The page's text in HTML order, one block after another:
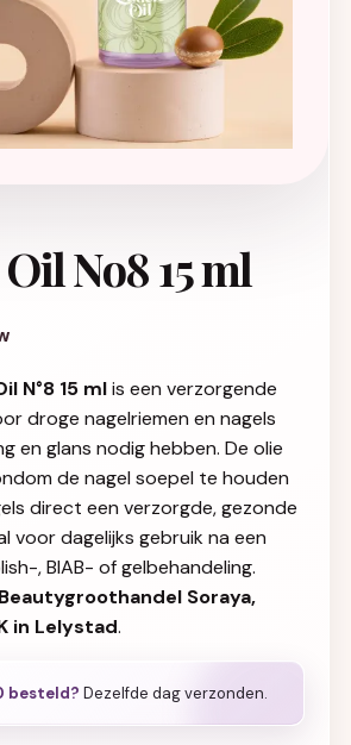
No8 15 ml
N°8 15 mlis een verzorgende
droge nagelriemen en nagels
en glans nodig hebben. De olie
de nagel soepel te houden
direct een verzorgde, gezonde
voor dagelijks gebruik na een
, BIAB- of gelbehandeling.
Beautygroothandel Soraya,
in Lelystad.
besteld? Dezelfde dag verzonden.